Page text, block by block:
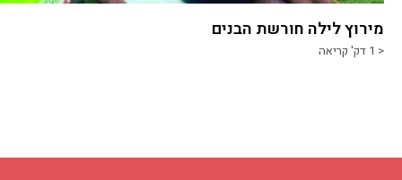
מירוץ לילה חורשת הבנים
< 1 דק' קריאה